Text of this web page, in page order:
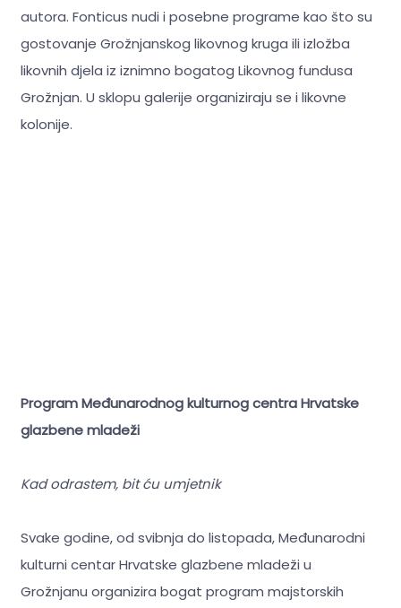
autora. Fonticus nudi i posebne programe kao što su
gostovanje Grožnjanskog likovnog kruga ili izložba
likovnih djela iz iznimno bogatog Likovnog fundusa
Grožnjan. U sklopu galerije organiziraju se i likovne
kolonije.
Program Međunarodnog kulturnog centra Hrvatske
glazbene mladeži
Kad odrastem, bit ću umjetnik
Svake godine, od svibnja do listopada, Međunarodni
kulturni centar Hrvatske glazbene mladeži u
Grožnjanu organizira bogat program majstorskih